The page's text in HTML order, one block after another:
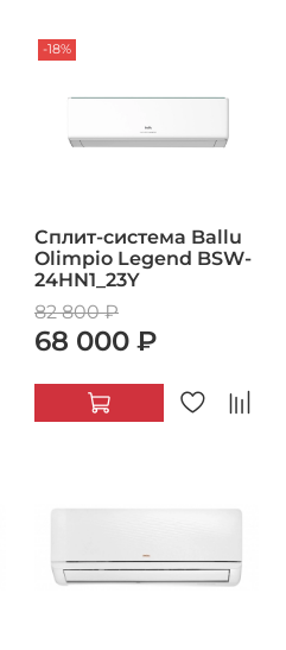
-18%
Сплит-система Ballu
Olimpio Legend BSW-
24HN1_23Y
82 800 ₽
68 000 ₽